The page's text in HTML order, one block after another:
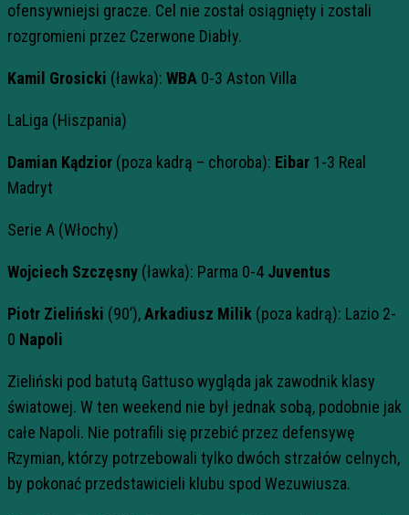
ofensywniejsi gracze. Cel nie został osiągnięty i zostali
rozgromieni przez Czerwone Diabły.
Kamil Grosicki (ławka): WBA 0-3 Aston Villa
LaLiga (Hiszpania)
Damian Kądzior (poza kadrą – choroba): Eibar 1-3 Real
Madryt
Serie A (Włochy)
Wojciech Szczęsny (ławka): Parma 0-4 Juventus
Piotr Zieliński (90’),Arkadiusz Milik (poza kadrą): Lazio 2-
0 Napoli
Zieliński pod batutą Gattuso wygląda jak zawodnik klasy
światowej. W ten weekend nie był jednak sobą, podobnie jak
całe Napoli. Nie potrafili się przebić przez defensywę
Rzymian, którzy potrzebowali tylko dwóch strzałów celnych,
by pokonać przedstawicieli klubu spod Wezuwiusza.